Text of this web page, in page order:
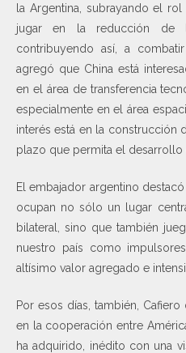
la Argentina, subrayando el
jugar en la reducción de
contribuyendo así, a
agregó que China está
en el área de transferencia
especialmente en el área
interés está en la construcción
plazo que permita el desarrollo
El embajador argentino
ocupan no sólo un lugar
bilateral, sino que también
nuestro país como
altísimo valor agregado e
Por esos días, también,
en la cooperación entre
ha adquirido, inédito con una